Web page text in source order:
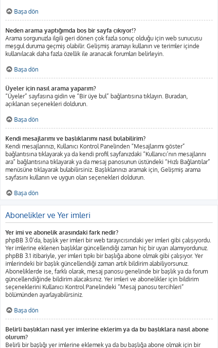
Başa dön
Neden arama yaptığımda boş bir sayfa çıkıyor!?
Arama sorgunuzla ilgili geri dönen çok fazla sonuç olduğu için web sunucusu
meşgul duruma geçmiş olabilir. Gelişmiş aramayı kullanın ve terimler içinde
kullanılacak daha fazla özellik ile aranacak forumları belirleyin.
Başa dön
Üyeler için nasıl arama yaparım?
“Üyeler” sayfasına gidin ve “Bir üye bul” bağlantısına tıklayın. Buradan,
açıklanan seçenekleri doldurun.
Başa dön
Kendi mesajlarımı ve başlıklarımı nasıl bulabilirim?
Kendi mesajlarınızı, Kullanıcı Kontrol Panelinden “Mesajlarımı göster”
bağlantısına tıklayarak ya da kendi profil sayfanızdaki “Kullanıcı’nın mesajlarını
ara” bağlantısına tıklayarak ya da mesaj panosunun üstündeki “Hızlı Bağlantılar”
menüsüne tıklayarak bulabilirsiniz. Başlıklarınızı aramak için, Gelişmiş arama
sayfasını kullanın ve uygun olan seçenekleri doldurun.
Başa dön
Abonelikler ve Yer imleri
Yer imi ve abonelik arasındaki fark nedir?
phpBB 3.0’da, başlık yer imleri bir web tarayıcısındaki yer imleri gibi çalışıyordu.
Yer imlerine eklenen başlıklar güncellendiği zaman hiç bir uyarı alamıyordunuz.
phpBB 3.1 itibariyle, yer imleri tıpkı bir başlığa abone olmak gibi çalışıyor. Yer
imlerindeki bir başlık güncellendiği zaman artık bildirim alabiliyorsunuz.
Aboneliklerde ise, farklı olarak, mesaj panosu genelinde bir başlık ya da forum
güncellendiğinde bildirim alacaksınız. Yer imleri ve abonelikler için bildirim
seçeneklerini Kullanıcı Kontrol Panelindeki “Mesaj panosu tercihleri”
bölümünden ayarlayabilirsiniz.
Başa dön
Belirli başlıkları nasıl yer imlerine eklerim ya da bu başlıklara nasıl abone
olurum?
Belirli bir başlığı yer imlerine eklemek ya da bu başlığa abone olmak için bir